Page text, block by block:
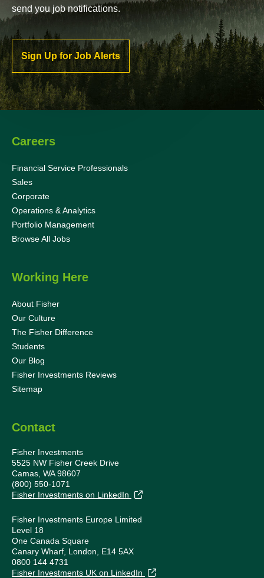
send you job notifications.
Sign Up for Job Alerts
Careers
Financial Service Professionals
Sales
Corporate
Operations & Analytics
Portfolio Management
Browse All Jobs
Working Here
About Fisher
Our Culture
The Fisher Difference
Students
Our Blog
Fisher Investments Reviews
Sitemap
Contact
Fisher Investments
5525 NW Fisher Creek Drive
Camas, WA 98607
(800) 550-1071
Fisher Investments on LinkedIn
Fisher Investments Europe Limited
Level 18
One Canada Square
Canary Wharf, London, E14 5AX
0800 144 4731
Fisher Investments UK on LinkedIn